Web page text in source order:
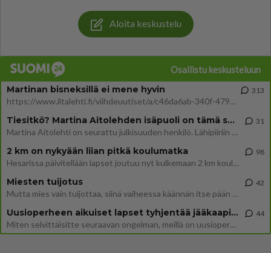
Aloita keskustelu
Osallistu keskusteluun
Martinan bisneksillä ei mene hyvin
https://www.iltalehti.fi/viihdeuutiset/a/c46da6ab-340f-4790-aaa7-0865eed2336 Yrityksen konkurssihakemus on tullut kärä
313
Tiesitkö? Martina Aitolehden isäpuoli on tämä suosittu laulaja
Martina Aitolehti on seurattu julkisuuden henkilö. Lähipiiriin mahtuu muitakin tunnettuja henkilöitä. Tiesitkö, että Ma
31
2 km on nykyään liian pitkä koulumatka
Hesarissa päivitellään lapset joutuu nyt kulkemaan 2 km kouluun jösses. Ruostefillarilla tuo matka menee vaikka miten äk
98
Miesten tuijotus
Mutta mies vain tuijottaa, siinä vaiheessa käännän itse pään pois. Mikä juttu? Yleensä jos joku tuijottaa tai katsoo, hä
42
Uusioperheen aikuiset lapset tyhjentää jääkaapin käydessään
Miten selvittäisitte seuraavan ongelman, meillä on uusioperhe, minulla teini-ikäiset lapset ja puolisolla aikuiset, jotk
44